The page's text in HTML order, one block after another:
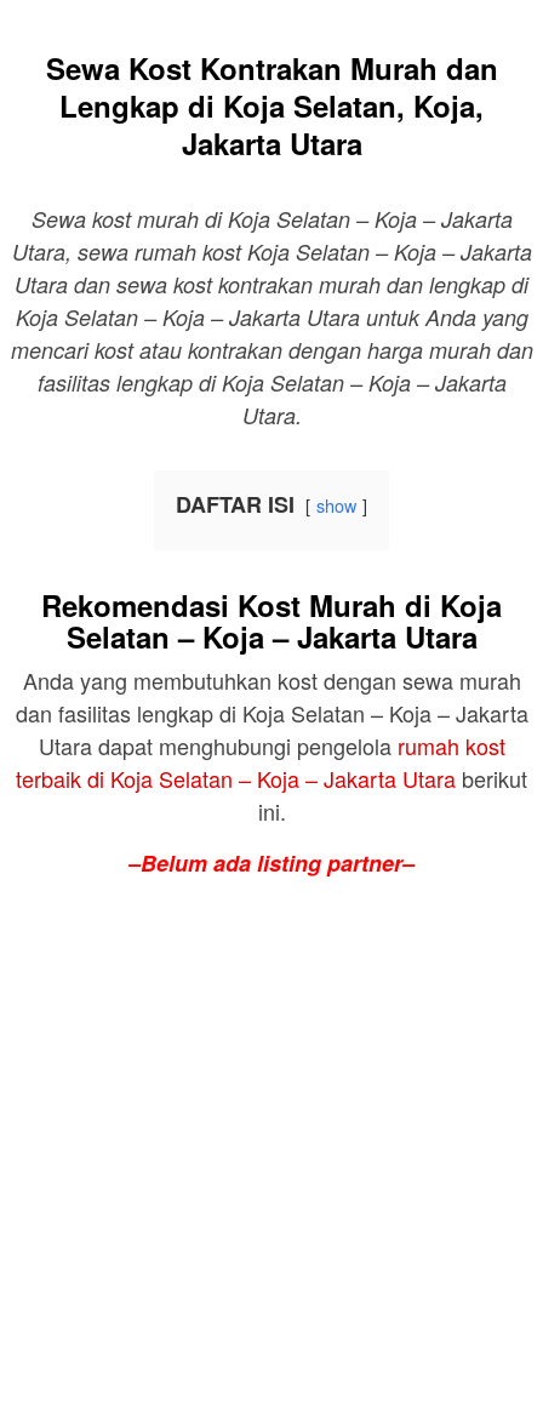
Sewa Kost Kontrakan Murah dan
Lengkap di Koja Selatan, Koja,
Jakarta Utara
Sewa kost murah di Koja Selatan – Koja – Jakarta
Utara, sewa rumah kost Koja Selatan – Koja – Jakarta
Utara dan sewa kost kontrakan murah dan lengkap di
Koja Selatan – Koja – Jakarta Utara untuk Anda yang
mencari kost atau kontrakan dengan harga murah dan
fasilitas lengkap di Koja Selatan – Koja – Jakarta
Utara.
DAFTAR ISI show
Rekomendasi Kost Murah di Koja
Selatan – Koja – Jakarta Utara
Anda yang membutuhkan kost dengan sewa murah
dan fasilitas lengkap di Koja Selatan – Koja – Jakarta
Utara dapat menghubungi pengelola rumah kost
terbaik di Koja Selatan – Koja – Jakarta Utara berikut
ini.
–Belum ada listing partner–